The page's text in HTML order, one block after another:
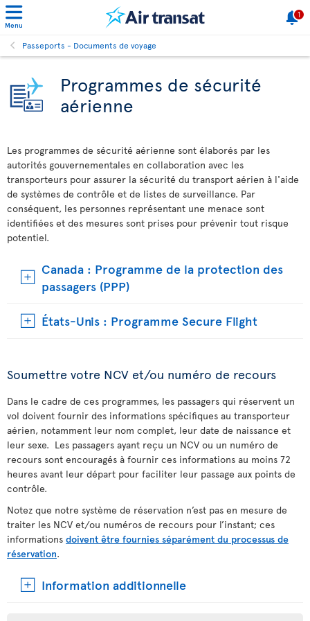
Menu
1
Passeports - Documents de voyage
Programmes de sécurité
aérienne
Les programmes de sécurité aérienne sont élaborés par les
autorités gouvernementales en collaboration avec les
transporteurs pour assurer la sécurité du transport aérien à l'aide
de systèmes de contrôle et de listes de surveillance. Par
conséquent, les personnes représentant une menace sont
identifiées et des mesures sont prises pour prévenir tout risque
potentiel.
Canada : Programme de la protection des
passagers (PPP)
États-Unis : Programme Secure Flight
Soumettre votre NCV et/ou numéro de recours
Dans le cadre de ces programmes, les passagers qui réservent un
vol doivent fournir des informations spécifiques au transporteur
aérien, notamment leur nom complet, leur date de naissance et
leur sexe. Les passagers ayant reçu un NCV ou un numéro de
recours sont encouragés à fournir ces informations au moins 72
heures avant leur départ pour faciliter leur passage aux points de
contrôle.
Notez que notre système de réservation n’est pas en mesure de
traiter les NCV et/ou numéros de recours pour l’instant; ces
informations doivent être fournies séparément du processus de
réservation.
Information additionnelle